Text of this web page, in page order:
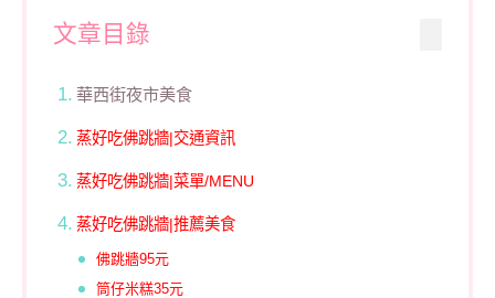
文章目錄
華西街夜市美食
蒸好吃佛跳牆|交通資訊
蒸好吃佛跳牆|菜單/MENU
蒸好吃佛跳牆|推薦美食
佛跳牆95元
筒仔米糕35元